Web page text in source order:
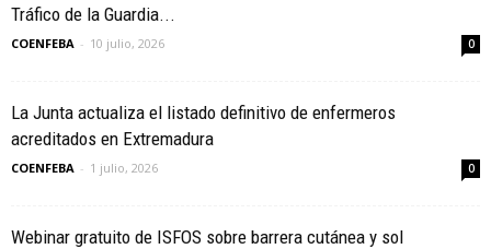
Tráfico de la Guardia...
COENFEBA - 10 julio, 2026 0
La Junta actualiza el listado definitivo de enfermeros
acreditados en Extremadura
COENFEBA - 1 julio, 2026 0
Webinar gratuito de ISFOS sobre barrera cutánea y sol